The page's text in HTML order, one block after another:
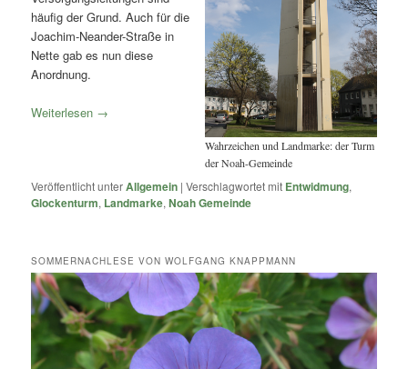
Wahrzeichen und Landmarke: der Turm
der Noah-Gemeinde
häufig der Grund. Auch für die
Joachim-Neander-Straße in
Nette gab es nun diese
Anordnung.
Weiterlesen →
Veröffentlicht unterAllgemein |Verschlagwortet mit Entwidmung,
Glockenturm, Landmarke,Noah Gemeinde
SOMMERNACHLESE VON WOLFGANG KNAPPMANN